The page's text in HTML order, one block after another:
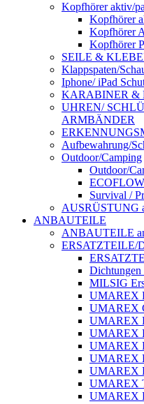
Kopfhörer aktiv/
Kopfhörer
Kopfhörer
Kopfhörer
SEILE &
Klappspaten/
Iphone/ iPad
KARABINER &
UHREN/
ARMBÄNDER
Aufbewahrung/
Outdoor/Camping
Outdoor/
Survival /
AUSRÜSTUNG
ANBAUTEILE
ANBAUTEILE
ERSATZTEILE/
Dichtungen
MILSIG
UMAREX
UMAREX
UMAREX
UMAREX
UMAREX
UMAREX
UMAREX
UMAREX
UMAREX